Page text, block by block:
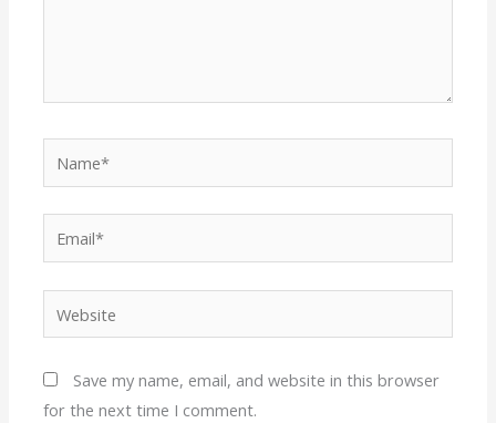
Save my name, email, and website in this browser
for the next time I comment.